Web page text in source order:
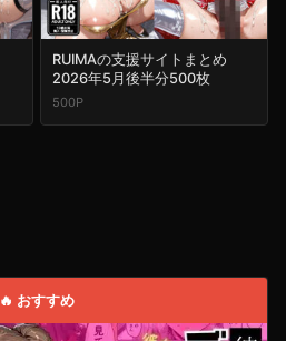
RUIMAの支援サイトまとめ
2026年5月後半分500枚
500P
🔥 おすすめ